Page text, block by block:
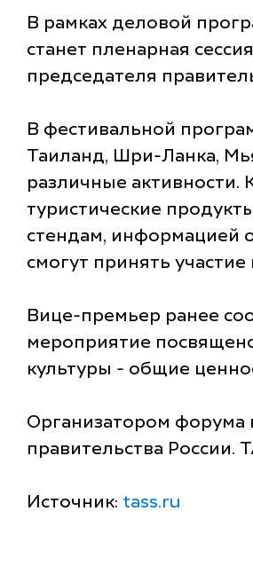
В рамках деловой
станет пленарная
председателя
В фестивальной
Таиланд, Шри-Ланка,
различные активности.
туристические
стендам, информацией
смогут принять
Вице-премьер ранее
мероприятие
культуры - общие
Организатором форума
правительства
Источник: tass.ru